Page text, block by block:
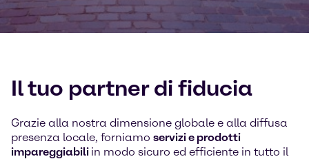
Il tuo partner di fiducia
Grazie alla nostra dimensione globale e alla diffusa
presenza locale, forniamo servizi e prodotti
impareggiabili in modo sicuro ed efficiente in tutto il